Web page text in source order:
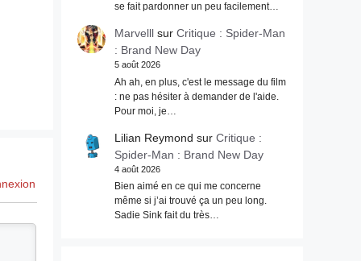
se fait pardonner un peu facilement…
Marvelllsur Critique : Spider-Man
: Brand New Day
5 août 2026
Ah ah, en plus, c'est le message du film
: ne pas hésiter à demander de l'aide.
Pour moi, je…
Lilian Reymond sur Critique :
Spider-Man : Brand New Day
4 août 2026
Bien aimé en ce qui me concerne
même si j’ai trouvé ça un peu long.
Sadie Sink fait du très…